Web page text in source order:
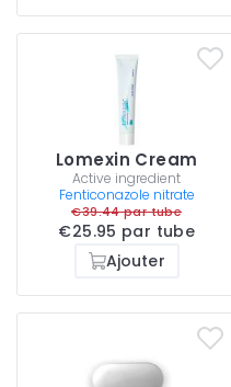
Lomexin Cream
Active ingredient
Fenticonazole nitrate
€39.44 par tube
€25.95 par tube
Ajouter